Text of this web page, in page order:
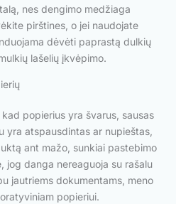
nes dengimo medžiaga
pirštines, o jei naudojate
dėvėti paprastą dulkių
lašelių įkvėpimo.
popierius yra švarus, sausas
yra atspausdintas ar nupieštas,
ant mažo, sunkiai pastebimo
jog danga nereaguoja su rašalu
jautriems dokumentams, meno
popieriui.